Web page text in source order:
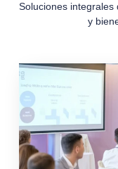
Soluciones
y